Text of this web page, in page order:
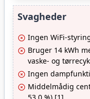
Svagheder
Ingen WiFi-
Bruger 14 kWh
vaske- og
Ingen
Middelmådig